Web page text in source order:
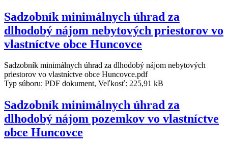
Sadzobník minimálnych úhrad za
dlhodobý nájom nebytových priestorov vo
vlastníctve obce Huncovce
Sadzobník minimálnych úhrad za dlhodobý nájom nebytových
priestorov vo vlastníctve obce Huncovce.pdf
Typ súboru: PDF dokument, Veľkosť: 225,91 kB
Sadzobník minimálnych úhrad za
dlhodobý nájom pozemkov vo vlastníctve
obce Huncovce